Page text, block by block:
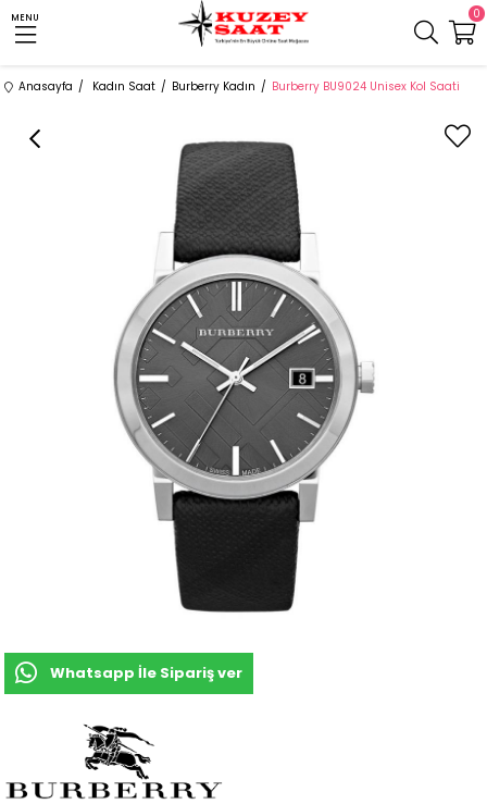
MENU 0
Anasayfa Kadın Saat Burberry Kadın Burberry BU9024 Unisex Kol Saati
Whatsapp İle Sipariş ver